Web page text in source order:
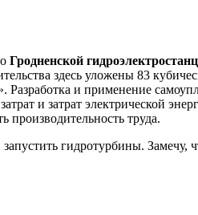
Гродненской
здесь уложены 83
и применение
и затрат электрической
труда.
гидротурбины. Замечу,